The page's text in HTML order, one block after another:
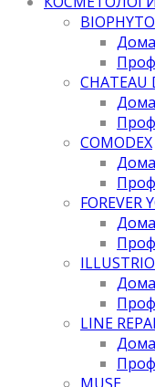
BIOPHYTO
CHATEAU
COMODEX
FOREVER
LINE